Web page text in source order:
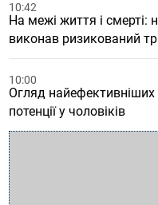
10:42
На межі життя і смерті:
виконав ризикований
10:00
Огляд найефективніших
потенції у чоловіків